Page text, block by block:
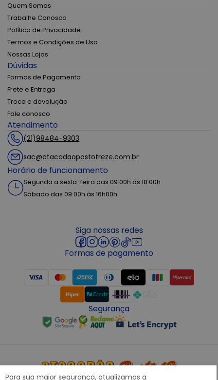
Para sua maior segurança, atualizamos a
Quem Somos
Trabalhe Conosco
Política de Privacidade
Termos e Condições de Uso
Nossas Lojas
Dúvidas
Formas de Pagamento
Frete e Entrega
Troca e devolução
Fale conosco
Atendimento
(21)98484-9303
sac@atacadaopostotreze.com.br
Horário de funcionamento
Segunda a sexta-feira das 09:00h às 18:00h
Sábado das 09:00h às 16h00h
Siga nossas redes
Formas de pagamento
Segurança